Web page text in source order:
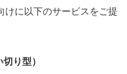
けに以下のサービスをご提
り型）